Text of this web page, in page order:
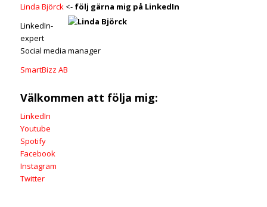
Linda Björck<- följ gärna mig på LinkedIn
LinkedIn-
expert
Social media manager
SmartBizz AB
Välkommen att följa mig:
LinkedIn
Youtube
Spotify
Facebook
Instagram
Twitter